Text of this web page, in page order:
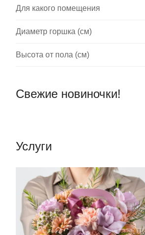
Для какого помещения
Диаметр горшка (см)
Высота от пола (см)
Свежие новиночки!
Услуги